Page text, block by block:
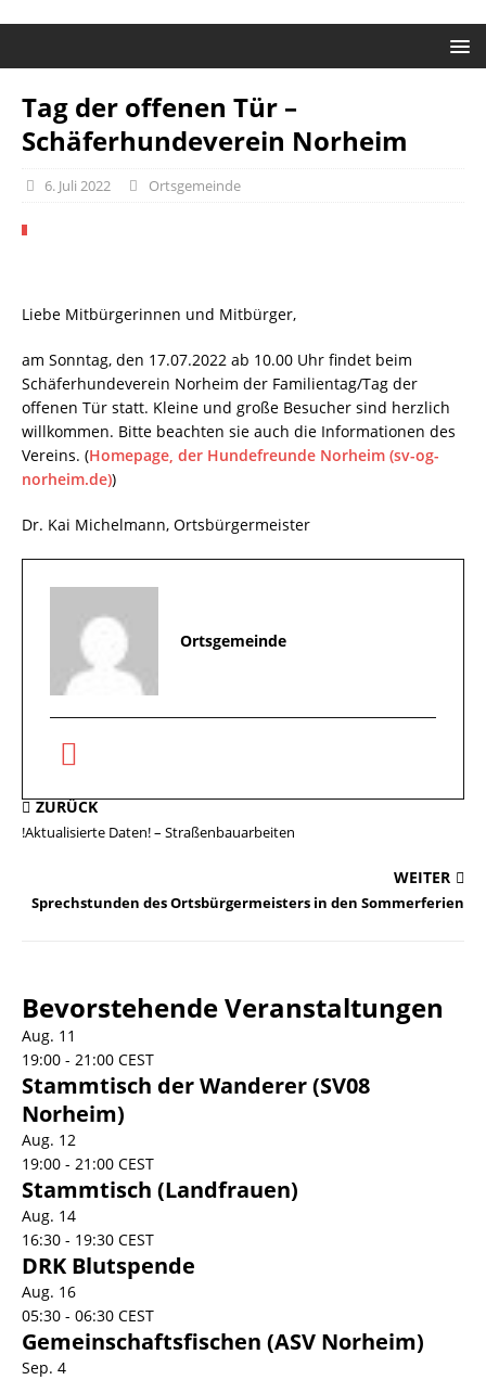
Tag der offenen Tür –
Schäferhundeverein Norheim
6. Juli 2022 Ortsgemeinde
Liebe Mitbürgerinnen und Mitbürger,
am Sonntag, den 17.07.2022 ab 10.00 Uhr findet beim
Schäferhundeverein Norheim der Familientag/Tag der
offenen Tür statt. Kleine und große Besucher sind herzlich
willkommen. Bitte beachten sie auch die Informationen des
Vereins. (Homepage, der Hundefreunde Norheim (sv-og-
norheim.de))
Dr. Kai Michelmann, Ortsbürgermeister
Ortsgemeinde
ZURÜCK
!Aktualisierte Daten! – Straßenbauarbeiten
WEITER
Sprechstunden des Ortsbürgermeisters in den Sommerferien
Bevorstehende Veranstaltungen
Aug. 11
19:00 - 21:00 CEST
Stammtisch der Wanderer (SV08
Norheim)
Aug. 12
19:00 - 21:00 CEST
Stammtisch (Landfrauen)
Aug. 14
16:30 - 19:30 CEST
DRK Blutspende
Aug. 16
05:30 - 06:30 CEST
Gemeinschaftsfischen (ASV Norheim)
Sep. 4